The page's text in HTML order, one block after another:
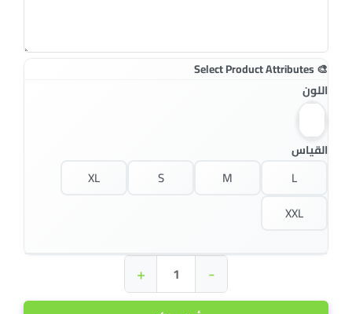
اللون
القياس
L
M
S
XL
XXL
-
+